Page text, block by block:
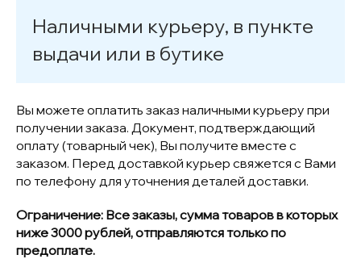
Наличными курьеру, в пункте
выдачи или в бутике
Вы можете оплатить заказ наличными курьеру при
получении заказа. Документ, подтверждающий
оплату (товарный чек), Вы получите вместе с
заказом. Перед доставкой курьер свяжется с Вами
по телефону для уточнения деталей доставки.
Ограничение: Все заказы, сумма товаров в которых
ниже 3000 рублей, отправляются только по
предоплате.